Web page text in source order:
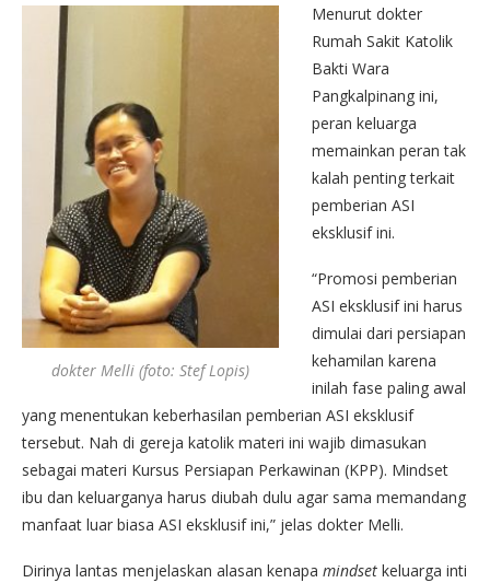
dokter Melli (foto: Stef Lopis)
Menurut dokter
Rumah Sakit Katolik
Bakti Wara
Pangkalpinang ini,
peran keluarga
memainkan peran tak
kalah penting terkait
pemberian ASI
eksklusif ini.
“Promosi pemberian
ASI eksklusif ini harus
dimulai dari persiapan
kehamilan karena
inilah fase paling awal
yang menentukan keberhasilan pemberian ASI eksklusif
tersebut. Nah di gereja katolik materi ini wajib dimasukan
sebagai materi Kursus Persiapan Perkawinan (KPP). Mindset
ibu dan keluarganya harus diubah dulu agar sama memandang
manfaat luar biasa ASI eksklusif ini,” jelas dokter Melli.
Dirinya lantas menjelaskan alasan kenapa mindset keluarga inti